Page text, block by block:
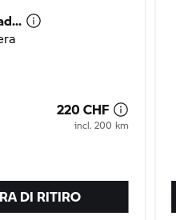
DI RITIRO
220 CHF
incl. 200 km